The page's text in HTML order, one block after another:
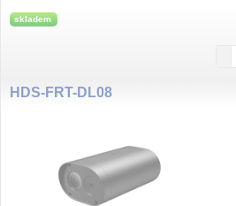
skladem
HDS-FRT-DL08